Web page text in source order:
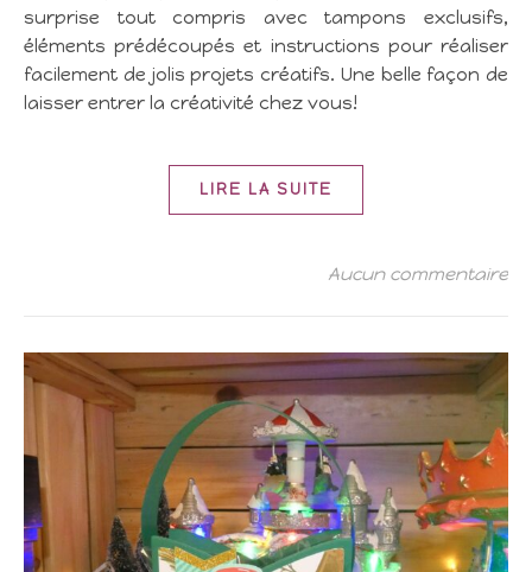
surprise tout compris avec tampons exclusifs,
éléments prédécoupés et instructions pour réaliser
facilement de jolis projets créatifs. Une belle façon de
laisser entrer la créativité chez vous!
LIRE LA SUITE
Aucun commentaire